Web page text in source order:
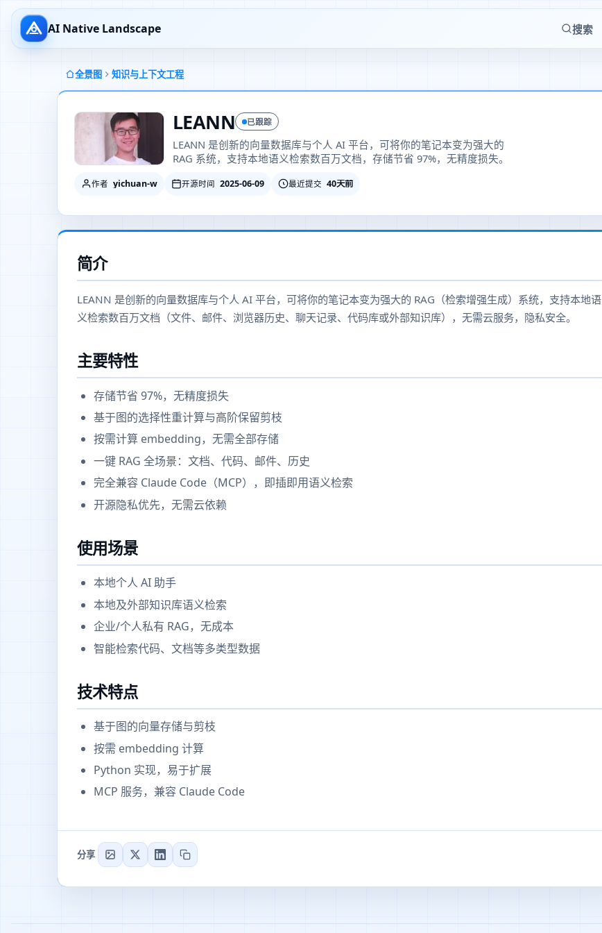
AI Native Landscape 搜索
全景图 知识与上下文工程
LEANN 已跟踪
LEANN 是创新的向量数据库与个人 AI 平台，可将你的笔记本变为强大的
RAG 系统，支持本地语义检索数百万文档，存储节省 97%，无精度损失。
作者 yichuan-w 开源时间 2025-06-09 最近提交 40天前
简介
LEANN 是创新的向量数据库与个人 AI 平台，可将你的笔记本变为强大的 RAG（检索增强生成）系统，支持本地语
义检索数百万文档（文件、邮件、浏览器历史、聊天记录、代码库或外部知识库），无需云服务，隐私安全。
主要特性
存储节省 97%，无精度损失
基于图的选择性重计算与高阶保留剪枝
按需计算 embedding，无需全部存储
一键 RAG 全场景：文档、代码、邮件、历史
完全兼容 Claude Code（MCP），即插即用语义检索
开源隐私优先，无需云依赖
使用场景
本地个人 AI 助手
本地及外部知识库语义检索
企业/个人私有 RAG，无成本
智能检索代码、文档等多类型数据
技术特点
基于图的向量存储与剪枝
按需 embedding 计算
Python 实现，易于扩展
MCP 服务，兼容 Claude Code
分享